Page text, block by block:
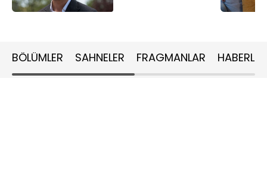
BÖLÜMLER SAHNELER FRAGMANLAR HABERLER